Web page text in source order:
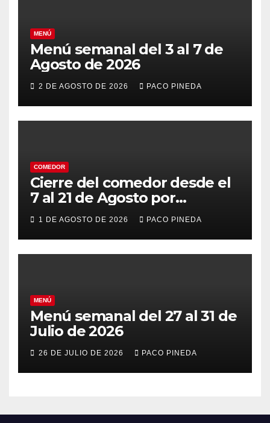
MENÚ
Menú semanal del 3 al 7 de
Agosto de 2026
2 DE AGOSTO DE 2026 PACO PINEDA
COMEDOR
Cierre del comedor desde el
7 al 21 de Agosto por
vacaciones
1 DE AGOSTO DE 2026 PACO PINEDA
MENÚ
Menú semanal del 27 al 31 de
Julio de 2026
26 DE JULIO DE 2026 PACO PINEDA